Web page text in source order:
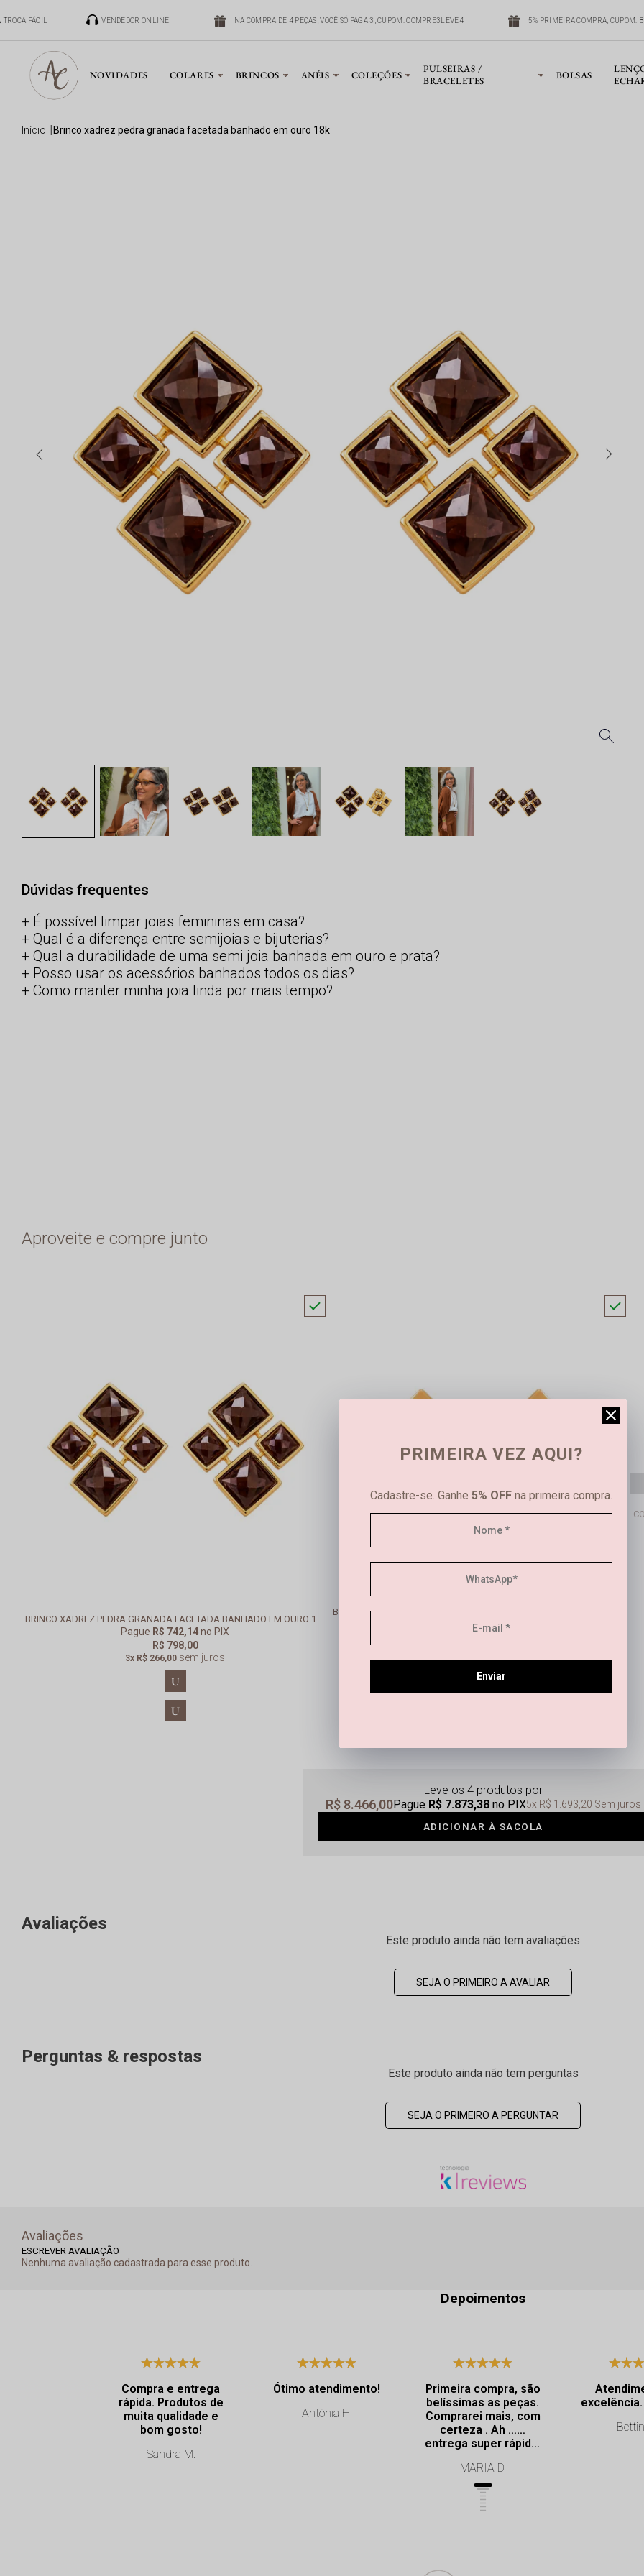
FÁCIL VENDEDOR ONLINE NA COMPRA DE 4 PEÇAS, VOCÊ SÓ PAGA 3, CUPOM: COMPRE3LEVE4 5% PRIMEIRA COMPRA, CUPOM:
NOVIDADES COLARES BRINCOS ANÉIS COLEÇÕES
PULSEIRAS /
BRACELETES
BOLSAS
início brinco xadrez pedra granada facetada banhado em ouro 18k
Dúvidas frequentes
É possível limpar joias femininas em casa?
Qual é a diferença entre semijoias e bijuterias?
Qual a durabilidade de uma semi joia banhada em ouro e prata?
Posso usar os acessórios banhados todos os dias?
Como manter minha joia linda por mais tempo?
Aproveite e compre junto
BRINCO XADREZ PEDRA GRANADA FACETADA BANHADO EM OURO 18K
Pague R$ 742,14no PIX
R$ 798,00
3x R$ 266,00 sem juros
U
U
BRINCO DUPLO ESSÊNCIA PEDRA GRANADA BANHADO EM OURO 18K
R$ 603,57 no PIX
Leve os 4 produtos
R$ 8.466,00Pague R$ 7.873,38no PIX5x R$ 1.693,20 Sem juros
ADICIONAR À SACOLA
Avaliações
Este produto ainda não tem avaliações
SEJA O PRIMEIRO A AVALIAR
Perguntas & respostas
Este produto ainda não tem perguntas
SEJA O PRIMEIRO A PERGUNTAR
Avaliações
ESCREVER AVALIAÇÃO
Nenhuma avaliação cadastrada para esse produto.
Depoimentos
Compra e entrega
rápida. Produtos de
muita qualidade e
bom gosto!
Sandra M.
Ótimo atendimento!
Antônia H.
Primeira compra, são
belíssimas as peças.
Comprarei mais, com
certeza . Ah ……
entrega super rápida.
excelência.
MARIA D.
PRIMEIRA VEZ AQUI?
Cadastre-se. Ganhe 5% OFF na primeira compra.
Enviar